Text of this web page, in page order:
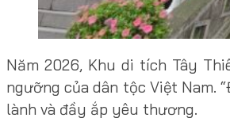
Năm 2026, Khu di tích Tây
ngưỡng của dân tộc Việt Nam.
lành và đầy ắp yêu thương.